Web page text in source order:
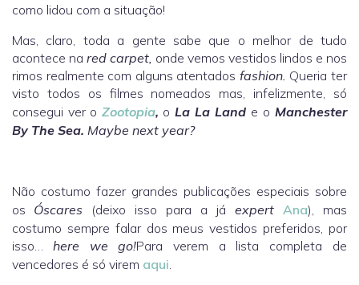
como lidou com a situação!
Mas, claro, toda a gente sabe que o melhor de tudo
acontece na red carpet, onde vemos vestidos lindos e nos
rimos realmente com alguns atentados fashion. Queria ter
visto todos os filmes nomeados mas, infelizmente, só
consegui ver o Zootopia, o La La Land e o Manchester
By The Sea. Maybe next year?
Não costumo fazer grandes publicações especiais sobre
os Óscares (deixo isso para a já expert Ana), mas
costumo sempre falar dos meus vestidos preferidos, por
isso… here we go!Para verem a lista completa de
vencedores é só virem aqui